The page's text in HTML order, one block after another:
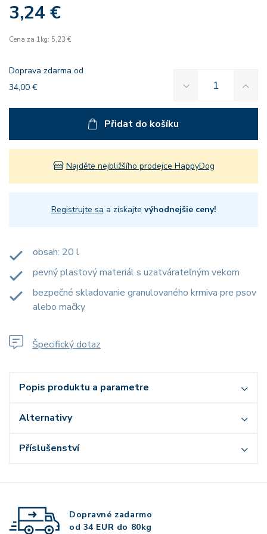
3,24 €
Cena za 1kg: 5,23 €
Doprava zdarma od
34,00 €
Přidat do košíku
Najděte nejbližšího prodejce HappyDog
Registrujte sa a získajte výhodnejšie ceny!
obsah: 20 l
pevný plastový materiál s uzatvárateľným vekom
bezpečné skladovanie granulovaného krmiva pre psov
alebo mačky
Špecifický dotaz
Popis produktu a parametre
Alternativy
Příslušenství
Dopravné zadarmo
od 34 EUR do 80kg